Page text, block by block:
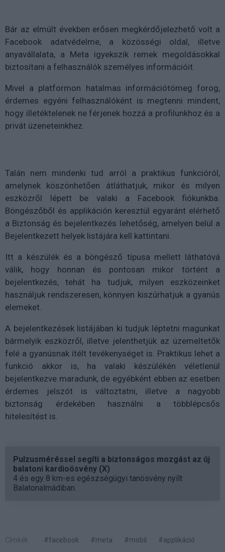
Bár az elmúlt években erősen megkérdőjelezhető volt a
Facebook adatvédelme, a közösségi oldal, illetve
anyavállalata, a Meta igyekszik remek megoldásokkal
biztosítani a felhasználók személyes információit.
Mivel a platformon hatalmas információtömeg forog,
érdemes egyéni felhasználóként is megtenni mindent,
hogy illetéktelenek ne férjenek hozzá a profilunkhoz és a
privát üzeneteinkhez.
Talán nem mindenki tud arról a praktikus funkcióról,
amelynek köszönhetően átláthatjuk, mikor és milyen
eszközről lépett be valaki a Facebook fiókunkba.
Böngészőből és applikáción keresztül egyaránt elérhető
a Biztonság és bejelentkezés lehetőség, amelyen belül a
Bejelentkezett helyek listájára kell kattintani.
Itt a készülék és a böngésző típusa mellett láthatóvá
válik, hogy honnan és pontosan mikor történt a
bejelentkezés, tehát ha tudjuk, milyen eszközeinket
használjuk rendszeresen, könnyen kiszúrhatjuk a gyanús
elemeket.
A bejelentkezések listájában ki tudjuk léptetni magunkat
bármelyik eszközről, illetve jelenthetjük az üzemeltetők
felé a gyanúsnak ítélt tevékenységet is. Praktikus lehet a
funkció akkor is, ha valaki készülékén véletlenül
bejelentkezve maradunk, de egyébként ebben az esetben
érdemes jelszót is változtatni, illetve a nagyobb
biztonság érdekében használni a többlépcsős
hitelesítést is.
Pulzusméréssel segíti a biztonságos mozgást az új
balatoni kardioösvény (X)
4 és egy 8 km-es egészségügyi tanösvény nyílt
Balatonalmádiban.
Címkék: #facebook #meta #mobil #applikáció